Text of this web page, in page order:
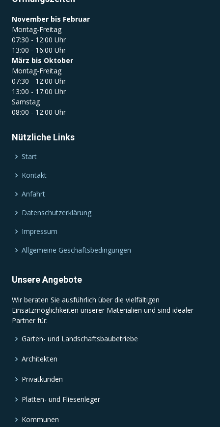
November bis Februar
Montag-Freitag
07:30 - 12:00 Uhr
13:00 - 16:00 Uhr
März bis Oktober
Montag-Freitag
07:30 - 12:00 Uhr
13:00 - 17:00 Uhr
Samstag
08:00 - 12:00 Uhr
Nützliche Links
Start
Kontakt
Anfahrt
Datenschutzerklärung
Impressum
Allgemeine Geschäftsbedingungen
Unsere Angebote
Wir beraten Sie ausführlich über die vielfältigen
Einsatzmöglichkeiten unserer Materialien und sind idealer
Partner für:
Garten- und Landschaftsbaubetriebe
Architekten
Privatkunden
Platten- und Fliesenleger
Kommunen